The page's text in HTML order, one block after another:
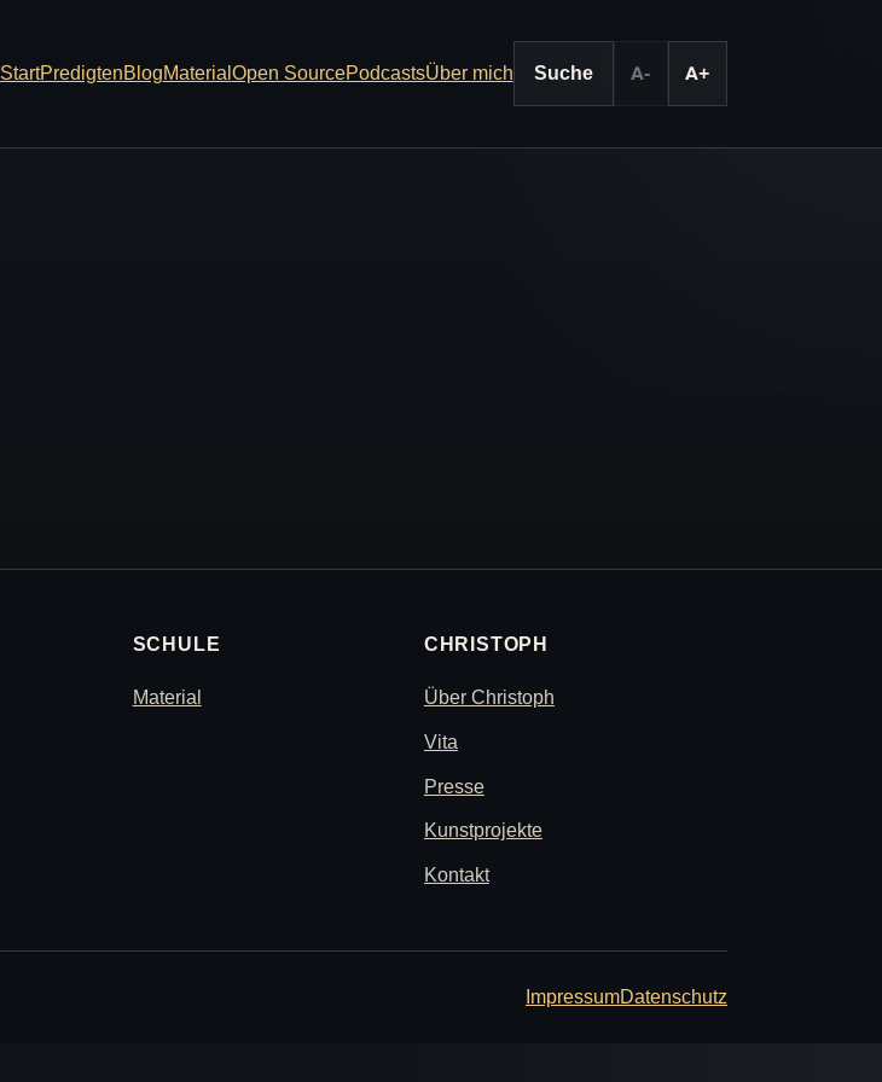
StartPredigtenBlogMaterialOpen SourcePodcastsÜber mich Suche A- A+
SCHULE
Material
CHRISTOPH
Über Christoph
Vita
Presse
Kunstprojekte
Kontakt
ImpressumDatenschutz